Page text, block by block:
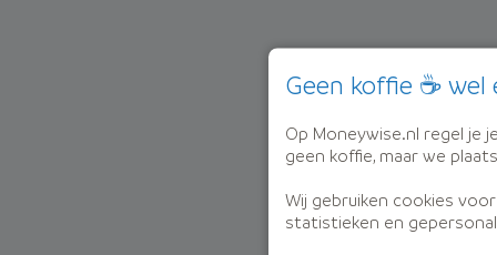
Geen koffie ☕
Op Moneywise.nl regel je
geen koffie, maar we
Wij gebruiken cookies
statistieken en